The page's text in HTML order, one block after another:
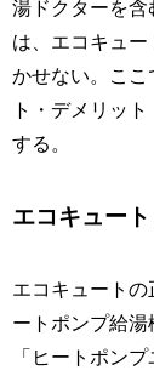
湯ドクターを含
は、エコキュ
かせない。ここ
ト・デメリッ
する。
エコキュー
エコキュートの
ートポンプ給湯
「ヒートポン